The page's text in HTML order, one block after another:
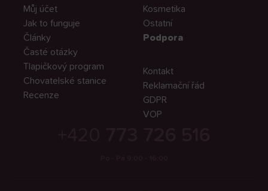
Můj účet
Jak to funguje
Články
Časté otázky
Tlapičkový program
Chovatelské stanice
Recenze
Kosmetika
Ostatní
Podpora
Kontakt
Reklamační řád
GDPR
VOP